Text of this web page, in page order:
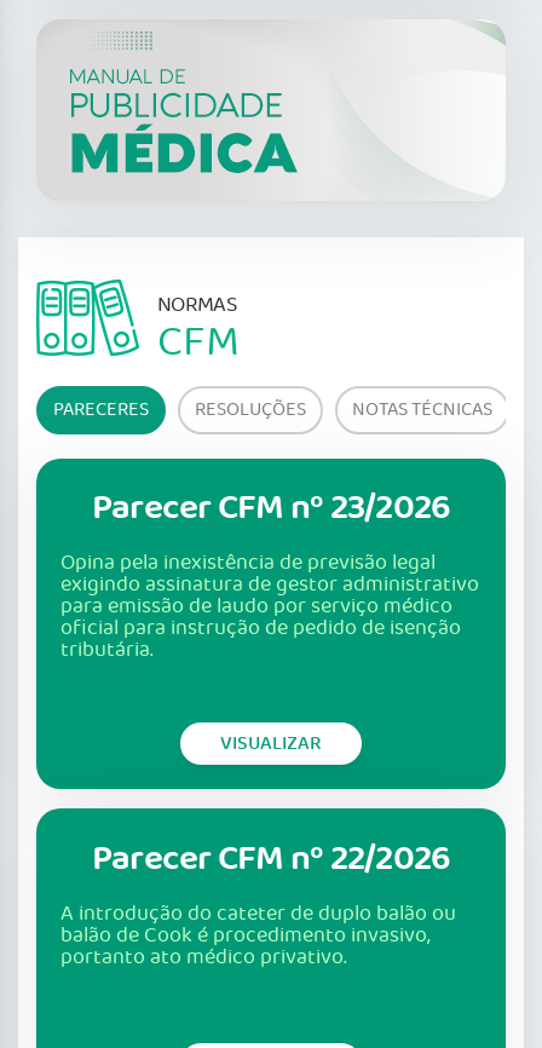
NORMAS
CFM
PARECERES RESOLUÇÕES NOTAS TÉCNICAS
Parecer CFM nº 23/2026
Opina pela inexistência de previsão legal
exigindo assinatura de gestor administrativo
para emissão de laudo por serviço médico
oficial para instrução de pedido de isenção
tributária.
VISUALIZAR
Parecer CFM nº 22/2026
A introdução do cateter de duplo balão ou
balão de Cook é procedimento invasivo,
portanto ato médico privativo.